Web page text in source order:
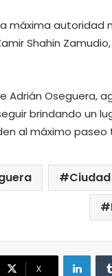
máxima
Shahin
Adrián Oseguera,
brindando un
al máximo paseo
X